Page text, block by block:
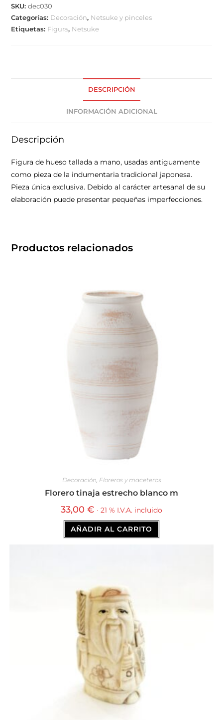
SKU:dec030
Categorías: Decoración, Netsuke y pinceles
Etiquetas: Figura, Netsuke
DESCRIPCIÓN
INFORMACIÓN ADICIONAL
Descripción
Figura de hueso tallada a mano, usadas antiguamente
como pieza de la indumentaria tradicional japonesa.
Pieza única exclusiva. Debido al carácter artesanal de su
elaboración puede presentar pequeñas imperfecciones.
Productos relacionados
Decoración Floreros y maceteros
Florero tinaja estrecho blanco m
33,00 € · 21 % I.V.A. incluido
AÑADIR AL CARRITO